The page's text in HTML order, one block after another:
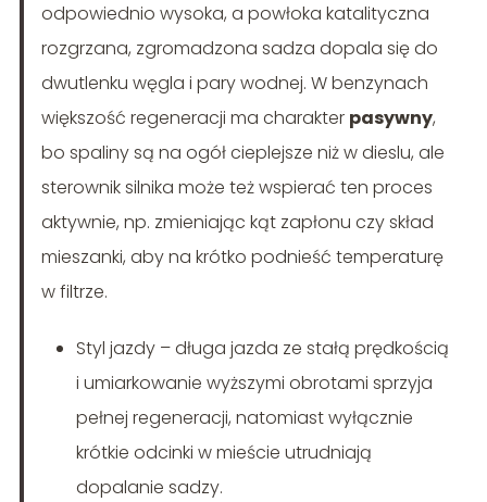
odpowiednio wysoka, a powłoka katalityczna
rozgrzana, zgromadzona sadza dopala się do
dwutlenku węgla i pary wodnej. W benzynach
większość regeneracji ma charakter pasywny,
bo spaliny są na ogół cieplejsze niż w dieslu, ale
sterownik silnika może też wspierać ten proces
aktywnie, np. zmieniając kąt zapłonu czy skład
mieszanki, aby na krótko podnieść temperaturę
w filtrze.
Styl jazdy – długa jazda ze stałą prędkością
i umiarkowanie wyższymi obrotami sprzyja
pełnej regeneracji, natomiast wyłącznie
krótkie odcinki w mieście utrudniają
dopalanie sadzy.